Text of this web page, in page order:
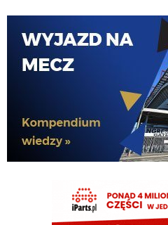
chonciak 06.08.2026 21:55
Odejdzie Pavard to przyjdzie romero.
przyjdzie curtis jones
chonciak
06.08.2026 21:54
Rebelde jaki plac budowy ?XD Nikt
Oni tylko podmieniają materiały.
Rebelde
06.08.2026 21:34
Perisic na wahadło, Juan Jesus ns
Oaktree. Chyba mamy w końcu realny
06.08.2026 21:26
🚨 GAZZETTA DELLO SPORT: “Kostic al
Ivan Perisic all’Inter”.